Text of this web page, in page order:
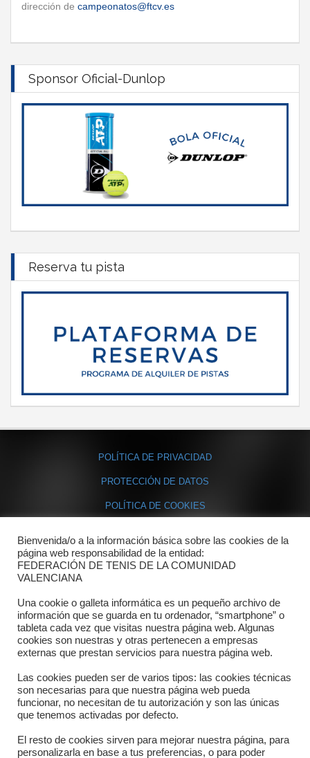
dirección de campeonatos@ftcv.es
Sponsor Oficial-Dunlop
Reserva tu pista
POLÍTICA DE PRIVACIDAD
PROTECCIÓN DE DATOS
POLÍTICA DE COOKIES
Contacto
Dónde estamos
Directorio departamentos
Horario
Formulario de contacto
Bienvenida/o a la información básica sobre las cookies de la
página web responsabilidad de la entidad:
FEDERACIÓN DE TENIS DE LA COMUNIDAD
VALENCIANA
Una cookie o galleta informática es un pequeño archivo de
información que se guarda en tu ordenador, “smartphone” o
tableta cada vez que visitas nuestra página web. Algunas
cookies son nuestras y otras pertenecen a empresas
externas que prestan servicios para nuestra página web.
Las cookies pueden ser de varios tipos: las cookies técnicas
son necesarias para que nuestra página web pueda
funcionar, no necesitan de tu autorización y son las únicas
que tenemos activadas por defecto.
El resto de cookies sirven para mejorar nuestra página, para
personalizarla en base a tus preferencias, o para poder